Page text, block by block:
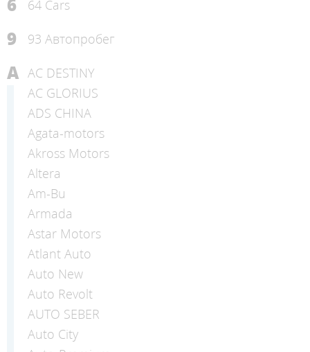
64 Cars
9 93 Автопробег
A AC DESTINY
AC GLORIUS
ADS CHINA
Agata-motors
Akross Motors
Altera
Am-Bu
Armada
Astar Motors
Atlant Auto
Auto New
Auto Revolt
AUTO SEBER
Auto Сity